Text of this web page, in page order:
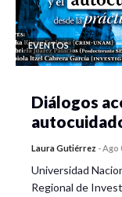
EVENTOS
Diálogos
Laura Gutiérrez -Ago
Universidad
Regional de